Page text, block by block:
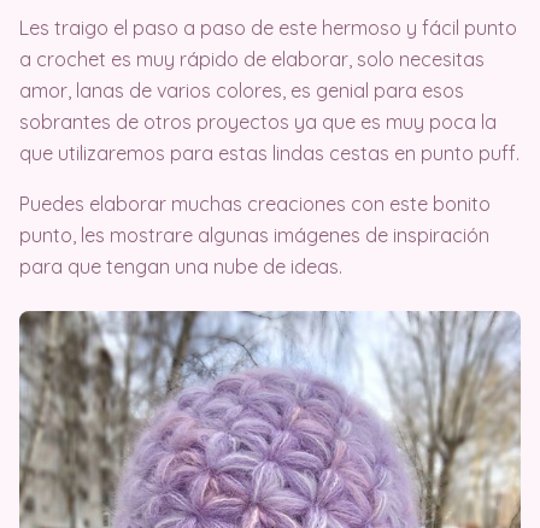
Les traigo el paso a paso de este hermoso y fácil punto
a crochet es muy rápido de elaborar, solo necesitas
amor, lanas de varios colores, es genial para esos
sobrantes de otros proyectos ya que es muy poca la
que utilizaremos para estas lindas cestas en punto puff.
Puedes elaborar muchas creaciones con este bonito
punto, les mostrare algunas imágenes de inspiración
para que tengan una nube de ideas.